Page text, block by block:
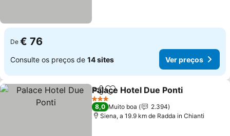
De € 76
Consulte os preços de 14 sites Ver preços
PartilharAdicionar aos favoritos
Palace Hotel Due Ponti
3 Estrelas
8,0 Muito boa
2.394
Siena, a 19.9 km de Radda in Chianti